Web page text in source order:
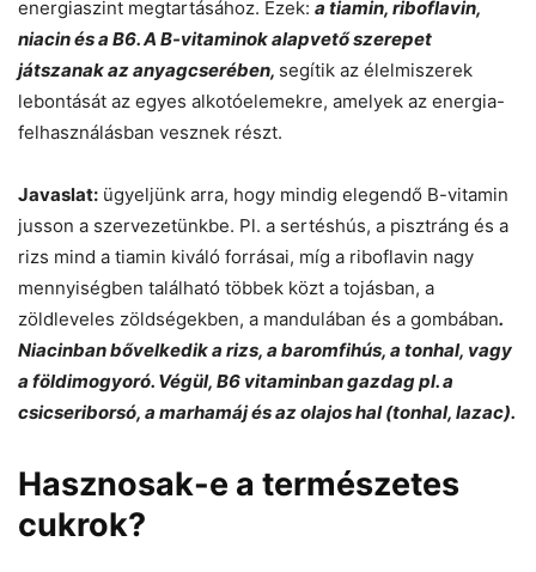
energiaszint megtartásához. Ezek: a tiamin, riboflavin,
niacin és a B6. A B-vitaminok alapvető szerepet
játszanak az anyagcserében, segítik az élelmiszerek
lebontását az egyes alkotóelemekre, amelyek az energia-
felhasználásban vesznek részt.
Javaslat: ügyeljünk arra, hogy mindig elegendő B-vitamin
jusson a szervezetünkbe. Pl. a sertéshús, a pisztráng és a
rizs mind a tiamin kiváló forrásai, míg a riboflavin nagy
mennyiségben található többek közt a tojásban, a
zöldleveles zöldségekben, a mandulában és a gombában.
Niacinban bővelkedik a rizs, a baromfihús, a tonhal, vagy
a földimogyoró. Végül, B6 vitaminban gazdag pl. a
csicseriborsó, a marhamáj és az olajos hal (tonhal, lazac).
Hasznosak-e a természetes
cukrok?